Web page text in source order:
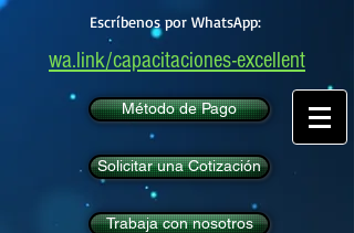
Escríbenos por WhatsApp:
wa.link/capacitaciones-excellent
Método de Pago
Solicitar una Cotización
Trabaja con nosotros